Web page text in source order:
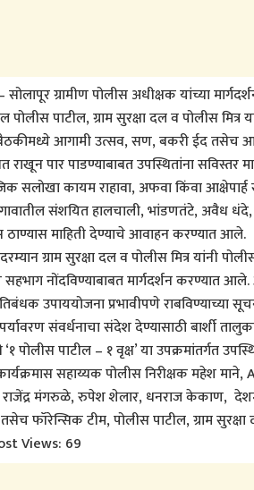
सोलापूर ग्रामीण पोलीस अधीक्षक यांच्या
पोलीस पाटील, ग्राम सुरक्षा दल व पोलीस
आगामी उत्सव, सण, बकरी ईद तसेच
राखून पार पाडण्याबाबत उपस्थितांना
सलोखा कायम राहावा, अफवा किंवा
संशयित हालचाली, भांडणतंटे, अवैध धंदे,
ठाण्यास माहिती देण्याचे आवाहन करण्यात आले.
ग्राम सुरक्षा दल व पोलीस मित्र यांनी
सहभाग नोंदविण्याबाबत मार्गदर्शन करण्यात
उपाययोजना प्रभावीपणे राबविण्याच्या
संवर्धनाचा संदेश देण्यासाठी बार्शी
‘१ पोलीस पाटील – १ वृक्ष’ या उपक्रमांतर्गत
सहाय्यक पोलीस निरीक्षक महेश
राजेंद्र मंगरुळे, रुपेश शेलार, धनराज केकाण,
फॉरेन्सिक टीम, पोलीस पाटील, ग्राम
Views: 69